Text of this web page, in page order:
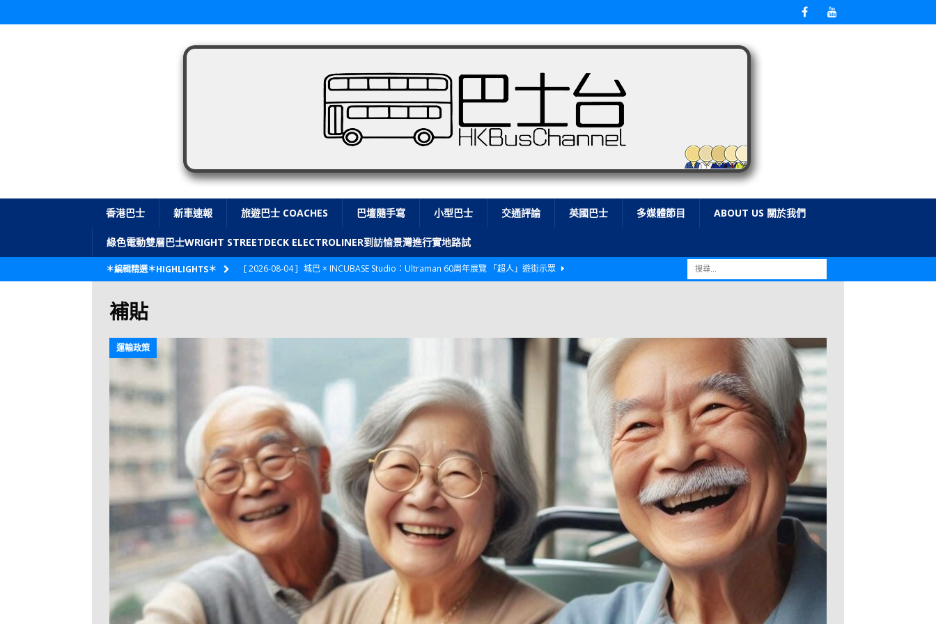
香港巴士 新車速報 旅遊巴士 COACHES 巴壇隨手寫 小型巴士 交通評論 英國巴士 多媒體節目 ABOUT US 關於我們
綠色電動雙層巴士WRIGHT STREETDECK ELECTROLINER到訪愉景灣進行實地路試
＊編輯精選＊HIGHLIGHTS＊ [ 2026-08-04 ] 城巴 × INCUBASE Studio：Ultraman 60周年展覽 「超人」遊街示眾
LONGWIN 九巴及龍運
【新車速報】第一部 410PS 規格宇通旅遊巴士 – 榮利「樂園快線」仕様
新車速報
[ 2026-07-23 ]
【電車】究竟幾幅插畫係為乜過唔到審批？
公益活動
[ 2026-07-22 ] 【輕鐵】痴卡哇列車2026年暑假陪大家搭「輕鐵發現號」旅遊專綫
MTR 港鐵
[ 2026-07-07 ]
VOLVO 全新電動巴士 BERL 樣板車抵港
電動巴士
[ 2026-07-05 ]
美國國慶250，貼部電車慶祝，準備禮物叫人任影
電車
[ 2026-06-24 ]
校巴終於第一滴血了
巴壇隨手寫
[ 2026-06-23 ]
【纜車】昂坪360正式開展20周年慶典 玩轉「日與夜」好時光
MTR 港
鐵
[ 2026-06-22 ] Adidas FIFA 世界盃 The Yard 巴士巡遊 CITYBUS 城巴
補貼
運輸政策